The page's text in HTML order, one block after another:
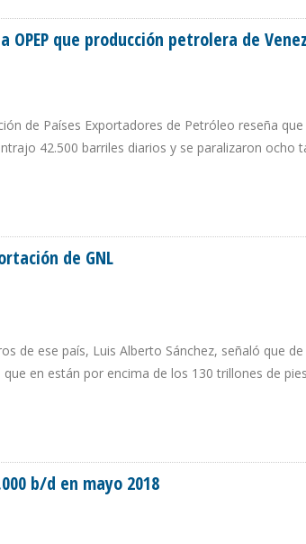
OPEP que producción petrolera de
de Países Exportadores de Petróleo reseña
42.500 barriles diarios y se paralizaron
de GNL
de ese país, Luis Alberto Sánchez, señaló que
en están por encima de los 130 trillones de
b/d en mayo 2018